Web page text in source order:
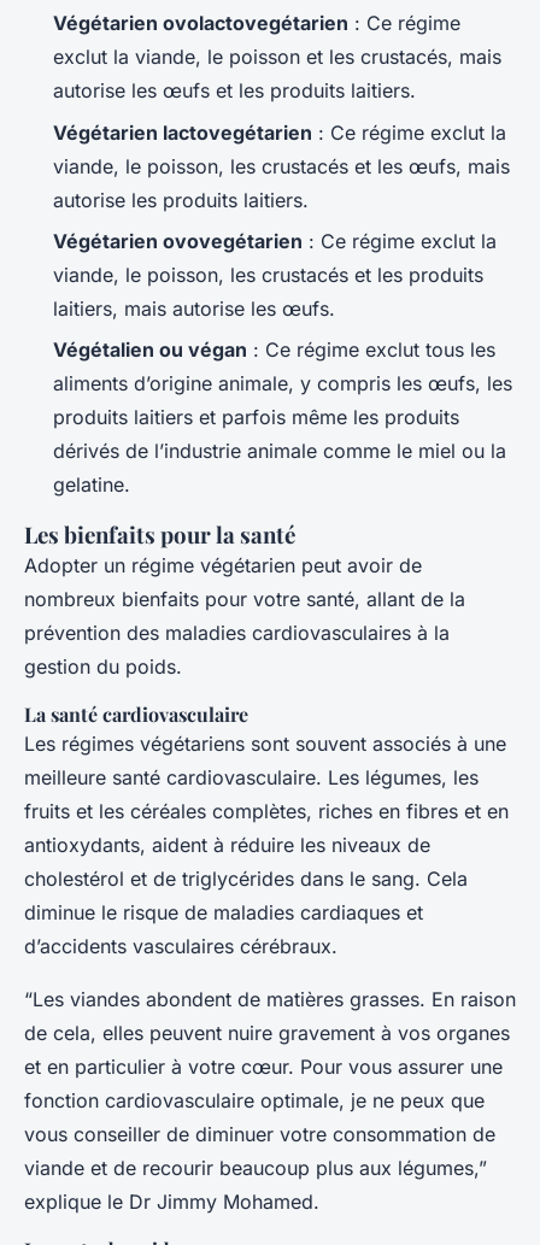
Végétarien ovolactovegétarien : Ce régime
exclut la viande, le poisson et les crustacés, mais
autorise les œufs et les produits laitiers.
Végétarien lactovegétarien : Ce régime exclut la
viande, le poisson, les crustacés et les œufs, mais
autorise les produits laitiers.
Végétarien ovovegétarien : Ce régime exclut la
viande, le poisson, les crustacés et les produits
laitiers, mais autorise les œufs.
Végétalien ou végan : Ce régime exclut tous les
aliments d’origine animale, y compris les œufs, les
produits laitiers et parfois même les produits
dérivés de l’industrie animale comme le miel ou la
gelatine.
Les bienfaits pour la santé
Adopter un régime végétarien peut avoir de
nombreux bienfaits pour votre santé, allant de la
prévention des maladies cardiovasculaires à la
gestion du poids.
La santé cardiovasculaire
Les régimes végétariens sont souvent associés à une
meilleure santé cardiovasculaire. Les légumes, les
fruits et les céréales complètes, riches en fibres et en
antioxydants, aident à réduire les niveaux de
cholestérol et de triglycérides dans le sang. Cela
diminue le risque de maladies cardiaques et
d’accidents vasculaires cérébraux.
“Les viandes abondent de matières grasses. En raison
de cela, elles peuvent nuire gravement à vos organes
et en particulier à votre cœur. Pour vous assurer une
fonction cardiovasculaire optimale, je ne peux que
vous conseiller de diminuer votre consommation de
viande et de recourir beaucoup plus aux légumes,”
explique le Dr Jimmy Mohamed.